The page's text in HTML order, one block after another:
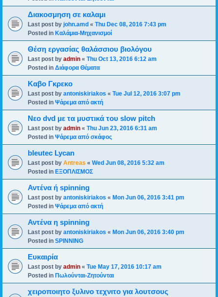
Διακοσμηση σε καλαμι
Last post by john.amd « Thu Dec 08, 2016 7:43 pm
Posted in Καλάμια-Mηχανισμoί
Θέση εργασίας θαλάσσιου βιολόγου
Last post by admin « Thu Oct 13, 2016 6:12 am
Posted in Διάφορα Θέματα
Καβο Γκρεκο
Last post by antoniskiriakos « Tue Jul 12, 2016 3:07 pm
Posted in Ψάρεμα από ακτή
Νεο dvd με τα μυστικά του slow pitch
Last post by admin « Thu Jun 23, 2016 6:31 am
Posted in Ψάρεμα από σκάφος
bleutec Lycan
Last post by Antreas « Wed Jun 08, 2016 5:32 am
Posted in ΕΞΟΠΛΙΣΜΟΣ
Αντένα ή spinning
Last post by antoniskiriakos « Mon Jun 06, 2016 3:41 pm
Posted in Ψάρεμα από ακτή
Αντένα η spinning
Last post by antoniskiriakos « Mon Jun 06, 2016 3:40 pm
Posted in SPINNING
Ευκαιρία
Last post by admin « Tue May 17, 2016 10:17 am
Posted in Πωλούνται-Ζητούνται
χειροποιητο ξυλινο τεχνιτο για λουτσους